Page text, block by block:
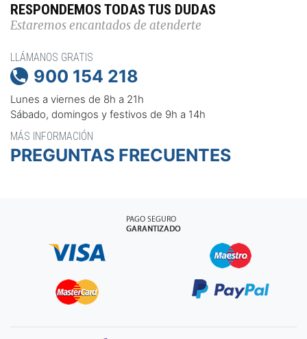
RESPONDEMOS TODAS TUS DUDAS
Estaremos encantados de atenderte
LLÁMANOS GRATIS
 900 154 218
Lunes a viernes de 8h a 21h
Sábado, domingos y festivos de 9h a 14h
MÁS INFORMACIÓN
PREGUNTAS FRECUENTES